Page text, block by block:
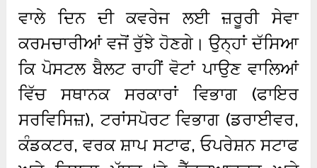
ਵਾਲੇ ਦਿਨ ਦੀ ਕਵਰੇਜ ਲਈ ਜ਼ਰੂਰੀ ਸੇਵਾ
ਕਰਮਚਾਰੀਆਂ ਵਜੋਂ ਰੁੱਝੇ ਹੋਣਗੇ। ਉਨ੍ਹਾਂ ਦੱਸਿਆ
ਕਿ ਪੋਸਟਲ ਬੈਲਟ ਰਾਹੀਂ ਵੋਟਾਂ ਪਾਉਣ ਵਾਲਿਆਂ
ਵਿੱਚ ਸਥਾਨਕ ਸਰਕਾਰਾਂ ਵਿਭਾਗ (ਫਾਇਰ
ਸਰਵਿਸਿਜ਼), ਟਰਾਂਸਪੋਰਟ ਵਿਭਾਗ (ਡਰਾਈਵਰ,
ਕੰਡਕਟਰ, ਵਰਕ ਸ਼ਾਪ ਸਟਾਫ, ਓਪਰੇਸ਼ਨ ਸਟਾਫ